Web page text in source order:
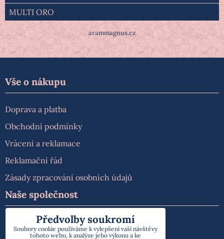
MULTI ORO
arammagnus.cz
Vše o nákupu
Doprava a platba
Obchodní podmínky
Vrácení a reklamace
Reklamační řád
Zásady zpracování osobních údajů
Naše společnost
Předvolby soukromí
Soubory cookie používáme k vylepšení vaší návštěvy
tohoto webu, k analýze jeho výkonu a ke